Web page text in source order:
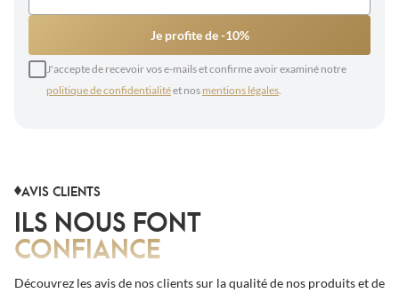
Je profite de -10%
J'accepte de recevoir vos e-mails et confirme avoir examiné notre
politique de confidentialitéet nos mentions légales.
AVIS CLIENTS
ILS NOUS FONT
CONFIANCE
Découvrez les avis de nos clients sur la qualité de nos produits et de